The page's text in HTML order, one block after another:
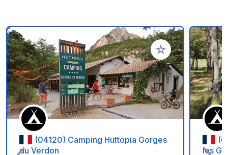
Add to your
(04120) Camping Huttopia Gorges
du Verdon
les